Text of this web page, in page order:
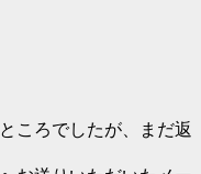
ころでしたが、まだ返